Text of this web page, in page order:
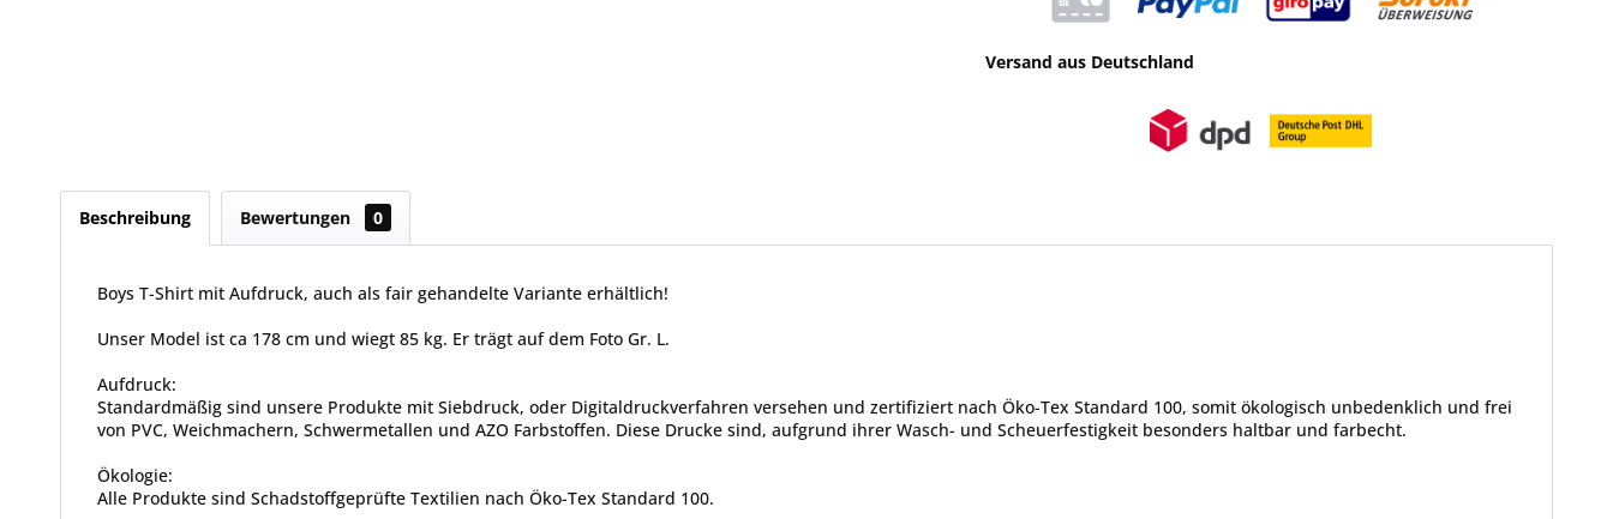
Versand aus Deutschland
Beschreibung Bewertungen 0
Boys T-Shirt mit Aufdruck, auch als fair gehandelte Variante erhältlich!
Unser Model ist ca 178 cm und wiegt 85 kg. Er trägt auf dem Foto Gr. L.
Aufdruck:
Standardmäßig sind unsere Produkte mit Siebdruck, oder Digitaldruckverfahren versehen und zertifiziert nach Öko-Tex Standard 100, somit ökologisch unbedenklich und frei
von PVC, Weichmachern, Schwermetallen und AZO Farbstoffen. Diese Drucke sind, aufgrund ihrer Wasch- und Scheuerfestigkeit besonders haltbar und farbecht.
Ökologie:
Alle Produkte sind Schadstoffgeprüfte Textilien nach Öko-Tex Standard 100.